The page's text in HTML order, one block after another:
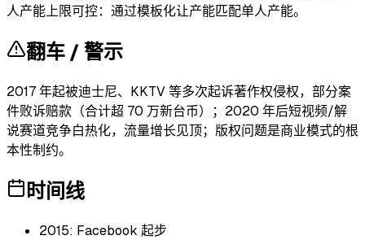
人产能上限可控：通过模板化让产能匹配单人产能。
翻车 / 警示
2017 年起被迪士尼、KKTV 等多次起诉著作权侵权，部分案
件败诉赔款（合计超 70 万新台币）；2020 年后短视频/解
说赛道竞争白热化，流量增长见顶；版权问题是商业模式的根
本性制约。
时间线
2015: Facebook 起步